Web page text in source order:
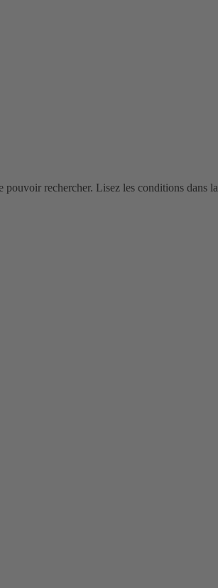
pouvoir rechercher. Lisez les conditions dans la